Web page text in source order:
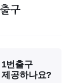
구
번출구
공하나요?